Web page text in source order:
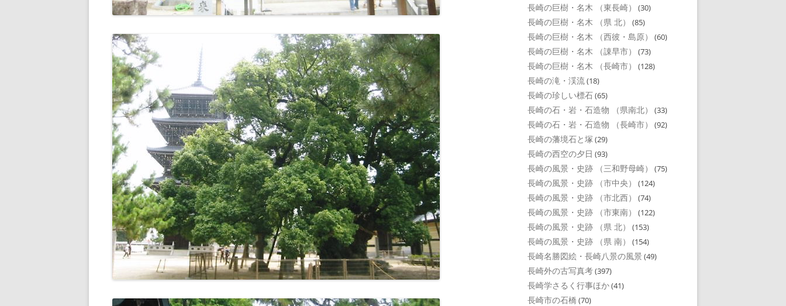
長崎の巨樹・名木 （東長崎） (30)
長崎の巨樹・名木 （県 北） (85)
長崎の巨樹・名木 （西彼・島原） (60)
長崎の巨樹・名木 （諌早市） (73)
長崎の巨樹・名木 （長崎市） (128)
長崎の滝・渓流(18)
長崎の珍しい標石(65)
長崎の石・岩・石造物 （県南北） (33)
長崎の石・岩・石造物 （長崎市） (92)
長崎の藩境石と塚 (29)
長崎の西空の夕日 (93)
長崎の風景・史跡 （三和野母崎） (75)
長崎の風景・史跡 （市中央） (124)
長崎の風景・史跡 （市北西） (74)
長崎の風景・史跡 （市東南） (122)
長崎の風景・史跡 （県 北） (153)
長崎の風景・史跡 （県 南） (154)
長崎名勝図絵・長崎八景の風景 (49)
長崎外の古写真考(397)
長崎学さるく行事ほか(41)
長崎市の石橋 (70)